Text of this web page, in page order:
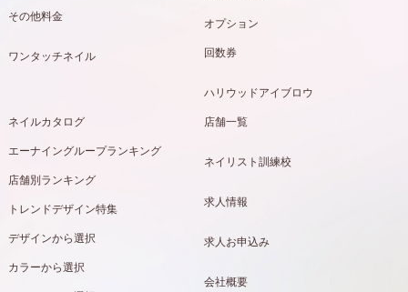
その他料金
ワンタッチネイル
オプション
回数券
ハリウッドアイブロウ
ネイルカタログ
エーナイングループランキング
店舗別ランキング
トレンドデザイン特集
デザインから選択
カラーから選択
店舗一覧
ネイリスト訓練校
求人情報
求人お申込み
会社概要